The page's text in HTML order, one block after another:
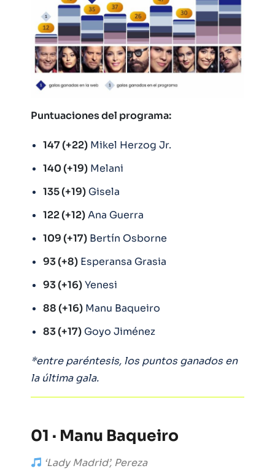
Puntuaciones del programa:
147 (+22) Mikel Herzog Jr.
140 (+19) Melani
135 (+19) Gisela
122 (+12)Ana Guerra
109 (+17) Bertín Osborne
93 (+8) Esperansa Grasia
93 (+16)Yenesi
88 (+16) Manu Baqueiro
83 (+17) Goyo Jiménez
*entre paréntesis, los puntos ganados en
la última gala.
01 · Manu Baqueiro
‘Lady Madrid’, Pereza